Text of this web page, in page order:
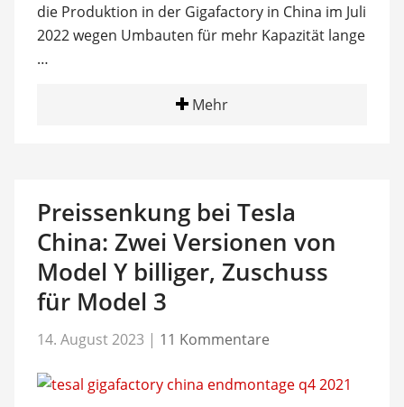
die Produktion in der Gigafactory in China im Juli
2022 wegen Umbauten für mehr Kapazität lange
…
Mehr
Preissenkung bei Tesla
China: Zwei Versionen von
Model Y billiger, Zuschuss
für Model 3
14. August 2023 | 11 Kommentare